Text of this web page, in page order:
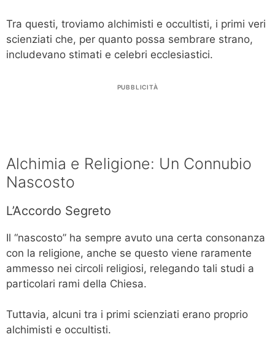
Tra questi, troviamo alchimisti e occultisti, i primi veri
scienziati che, per quanto possa sembrare strano,
includevano stimati e celebri ecclesiastici.
PUBBLICITÀ
Alchimia e Religione: Un Connubio
Nascosto
L’Accordo Segreto
Il “nascosto” ha sempre avuto una certa consonanza
con la religione, anche se questo viene raramente
ammesso nei circoli religiosi, relegando tali studi a
particolari rami della Chiesa.
Tuttavia, alcuni tra i primi scienziati erano proprio
alchimisti e occultisti.